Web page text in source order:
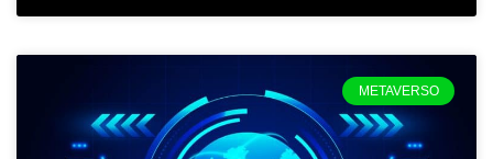
METAVERSO